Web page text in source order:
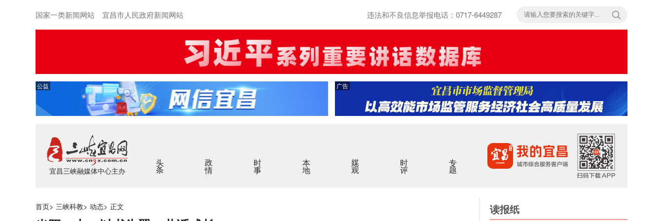
国家一类新闻网站 宜昌市人民政府新闻网站 违法和不良信息举报电话：0717-6449287
公益 广告
宜昌三峡融媒体中心主办
头条 政情 时事 本地 媒观 时评 专题
首页> 三峡科教> 动态> 正文 读报纸